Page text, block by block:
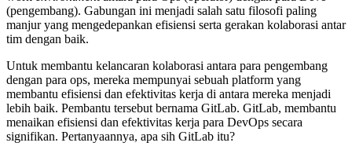
(pengembang). Gabungan ini menjadi salah satu filosofi paling
manjur yang mengedepankan efisiensi serta gerakan kolaborasi antar
tim dengan baik.
Untuk membantu kelancaran kolaborasi antara para pengembang
dengan para ops, mereka mempunyai sebuah platform yang
membantu efisiensi dan efektivitas kerja di antara mereka menjadi
lebih baik. Pembantu tersebut bernama GitLab. GitLab, membantu
menaikan efisiensi dan efektivitas kerja para DevOps secara
signifikan. Pertanyaannya, apa sih GitLab itu?